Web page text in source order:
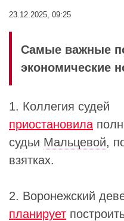
23.12.2025, 09:25
Самые важные
экономические
1. Коллегия судей
приостановила
судьи Мальцевой,
взятках.
2. Воронежский
планирует